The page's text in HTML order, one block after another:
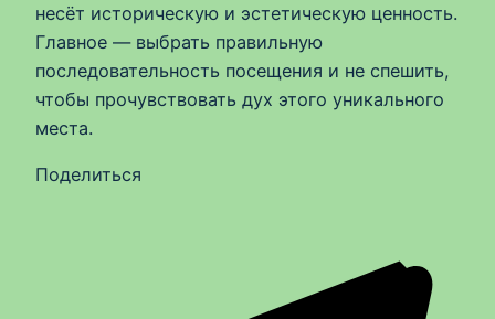
несёт историческую и эстетическую ценность.
Главное — выбрать правильную
последовательность посещения и не спешить,
чтобы прочувствовать дух этого уникального
места.
Поделиться